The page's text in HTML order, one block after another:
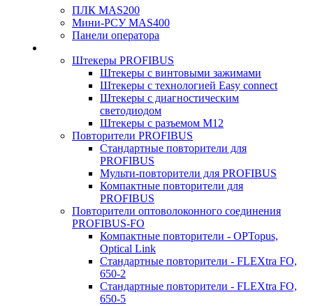
ПЛК MAS200
Мини-РСУ MAS400
Панели оператора
Штекеры PROFIBUS
Штекеры с винтовыми зажимами
Штекеры с технологией Easy connect
Штекеры с диагностическим
светодиодом
Штекеры с разъемом М12
Повторители PROFIBUS
Стандартные повторители для
PROFIBUS
Мульти-повторители для PROFIBUS
Компактные повторители для
PROFIBUS
Повторители оптоволоконного соединения
PROFIBUS-FO
Компактные повторители - OPTopus,
Optical Link
Стандартные повторители - FLEXtra FO,
650-2
Стандартные повторители - FLEXtra FO,
650-5